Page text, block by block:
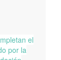
el
por la